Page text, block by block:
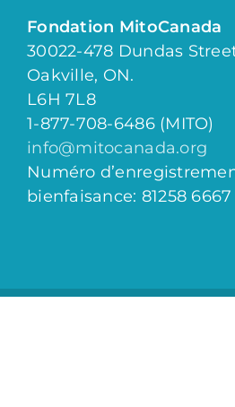
Fondation MitoCanada
30022-478 Dundas
Oakville, ON.
L6H 7L8
1-877-708-6486 (MITO)
info@mitocanada.org
Numéro
bienfaisance: 81258 6667